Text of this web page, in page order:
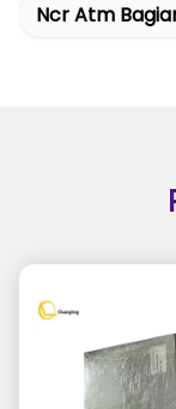
Ncr Atm